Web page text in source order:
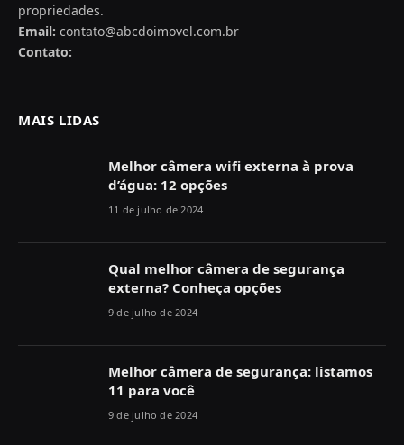
propriedades.
Email: contato@abcdoimovel.com.br
Contato:
MAIS LIDAS
Melhor câmera wifi externa à prova
d’água: 12 opções
11 de julho de 2024
Qual melhor câmera de segurança
externa? Conheça opções
9 de julho de 2024
Melhor câmera de segurança: listamos
11 para você
9 de julho de 2024